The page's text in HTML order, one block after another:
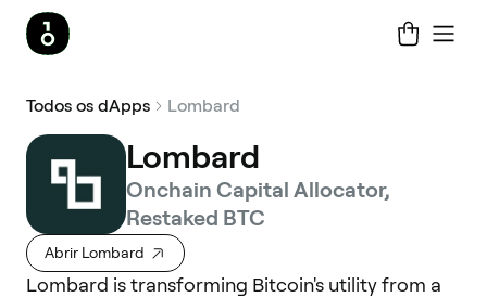
Todos os dApps Lombard
Lombard
Onchain Capital Allocator,
Restaked BTC
Abrir Lombard
Lombard is transforming Bitcoin's utility from a